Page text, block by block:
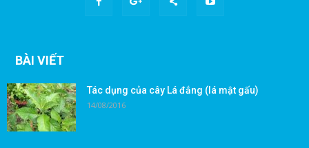
BÀI VIẾT
Tác dụng của cây Lá đắng (lá mật gấu)
14/08/2016